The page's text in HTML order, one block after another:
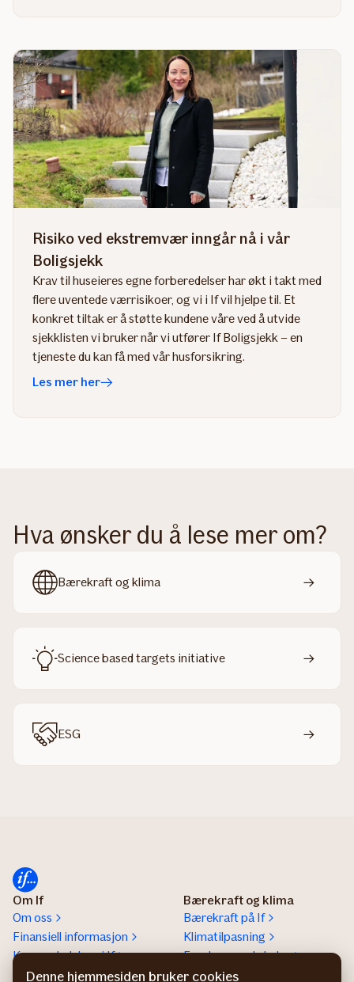
Risiko ved ekstremvær inngår nå i vår
Boligsjekk
Krav til huseieres egne forberedelser har økt i takt med
flere uventede værrisikoer, og vi i If vil hjelpe til. Et
konkret tiltak er å støtte kundene våre ved å utvide
sjekklisten vi bruker når vi utfører If Boligsjekk – en
tjeneste du kan få med vår husforsikring.
Les mer her
Hva ønsker du å lese mer om?
Bærekraft og klima
Science based targets initiative
ESG
Om If
Om oss
Finansiell informasjon
Konsernledelsen i If
If helps a lot report
Bærekraft og klima
Bærekraft på If
Klimatilpasning
Forebyggende helse
Denne hjemmesiden bruker cookies